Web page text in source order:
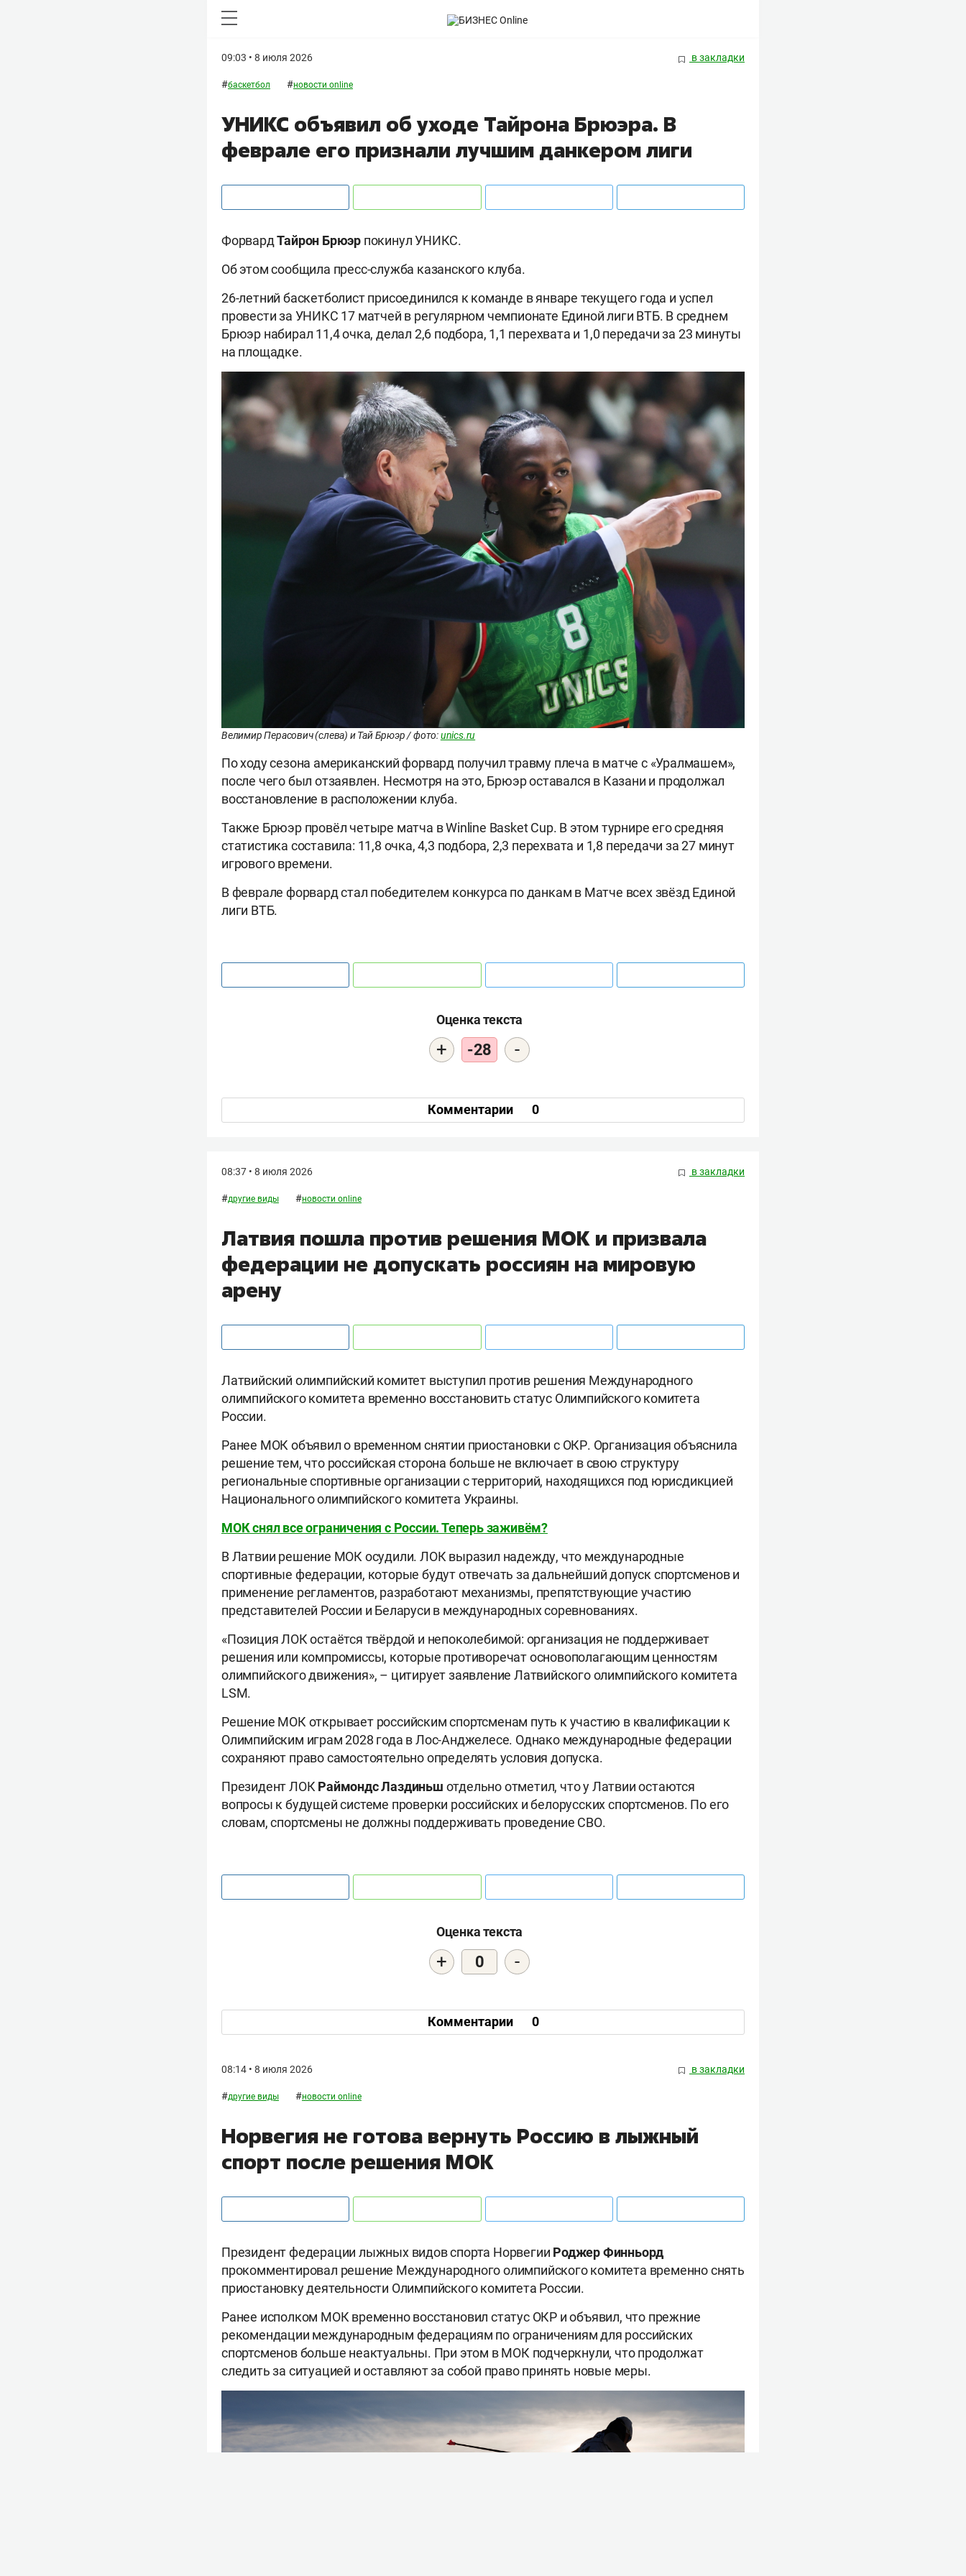
09:03 • 8 июля 2026 в закладки
#баскетбол #новости online
УНИКС объявил об уходе Тайрона Брюэра. В
феврале его признали лучшим данкером лиги
ФорвардТайрон Брюэр покинул УНИКС.
Об этом сообщила пресс-служба казанского клуба.
26-летний баскетболист присоединился к команде в январе текущего года и успел
провести за УНИКС 17 матчей в регулярном чемпионате Единой лиги ВТБ. В среднем
Брюэр набирал 11,4 очка, делал 2,6 подбора, 1,1 перехвата и 1,0 передачи за 23 минуты
на площадке.
Велимир Перасович (слева) и Тай Брюэр / фото:unics.ru
По ходу сезона американский форвард получил травму плеча в матче с «Уралмашем»,
после чего был отзаявлен. Несмотря на это, Брюэр оставался в Казани и продолжал
восстановление в расположении клуба.
Также Брюэр провёл четыре матча в Winline Basket Cup. В этом турнире его средняя
статистика составила: 11,8 очка, 4,3 подбора, 2,3 перехвата и 1,8 передачи за 27 минут
игрового времени.
В феврале форвард стал победителем конкурса по данкам в Матче всех звёзд Единой
лиги ВТБ.
Оценка текста
+ -28 -
Комментарии 0
08:37 • 8 июля 2026 в закладки
#другие виды #новости online
Латвия пошла против решения МОК и призвала
федерации не допускать россиян на мировую
арену
Латвийский олимпийский комитет выступил против решения Международного
олимпийского комитета временно восстановить статус Олимпийского комитета
России.
Ранее МОК объявил о временном снятии приостановки с ОКР. Организация объяснила
решение тем, что российская сторона больше не включает в свою структуру
региональные спортивные организации с территорий, находящихся под юрисдикцией
Национального олимпийского комитета Украины.
МОК снял все ограничения с России. Теперь заживём?
В Латвии решение МОК осудили. ЛОК выразил надежду, что международные
спортивные федерации, которые будут отвечать за дальнейший допуск спортсменов и
применение регламентов, разработают механизмы, препятствующие участию
представителей России и Беларуси в международных соревнованиях.
«Позиция ЛОК остаётся твёрдой и непоколебимой: организация не поддерживает
решения или компромиссы, которые противоречат основополагающим ценностям
олимпийского движения», – цитирует заявление Латвийского олимпийского комитета
LSM.
Решение МОК открывает российским спортсменам путь к участию в квалификации к
Олимпийским играм 2028 года в Лос-Анджелесе. Однако международные федерации
сохраняют право самостоятельно определять условия допуска.
Президент ЛОК Раймондс Лаздиньш отдельно отметил, что у Латвии остаются
вопросы к будущей системе проверки российских и белорусских спортсменов. По его
словам, спортсмены не должны поддерживать проведение СВО.
Оценка текста
+ 0 -
Комментарии 0
08:14 • 8 июля 2026 в закладки
#другие виды #новости online
Норвегия не готова вернуть Россию в лыжный
спорт после решения МОК
Президент федерации лыжных видов спорта Норвегии Роджер Финньорд
прокомментировал решение Международного олимпийского комитета временно снять
приостановку деятельности Олимпийского комитета России.
Ранее исполком МОК временно восстановил статус ОКР и объявил, что прежние
рекомендации международным федерациям по ограничениям для российских
спортсменов больше неактуальны. При этом в МОК подчеркнули, что продолжат
следить за ситуацией и оставляют за собой право принять новые меры.